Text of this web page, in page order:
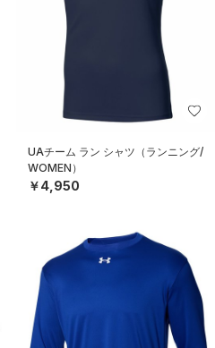
UAチーム ラン シャツ（ランニング/
WOMEN）
￥4,950